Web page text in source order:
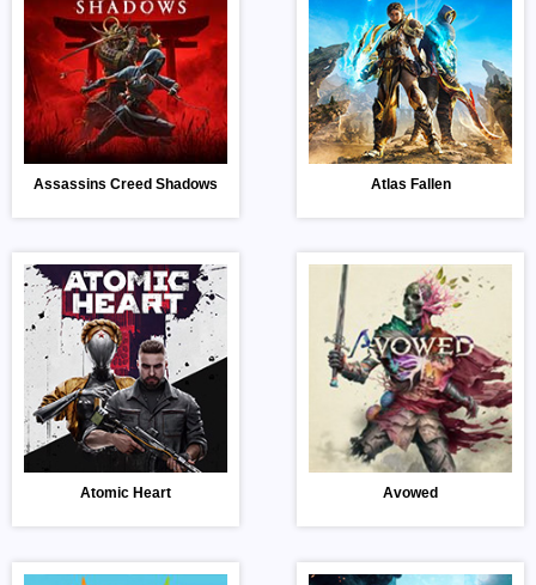
Assassins Creed Shadows Atlas Fallen
Atomic Heart Avowed